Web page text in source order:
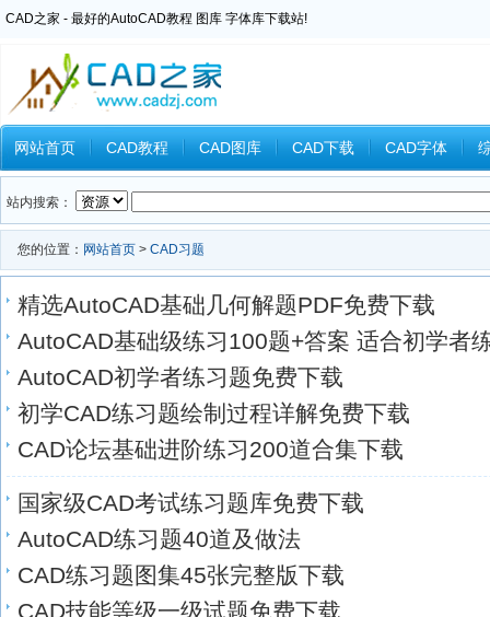
CAD之家 - 最好的AutoCAD教程 图库 字体库下载站!
网站首页 CAD教程 CAD图库 CAD下载 CAD字体
Inventor教程 Ansys教程 CAXA教程 中望CAD Catia教
站内搜索：
您的位置： 网站首页 > CAD习题
精选AutoCAD基础几何解题PDF免费下载
AutoCAD基础级练习100题+答案 适合初学者
AutoCAD初学者练习题免费下载
初学CAD练习题绘制过程详解免费下载
CAD论坛基础进阶练习200道合集下载
国家级CAD考试练习题库免费下载
AutoCAD练习题40道及做法
CAD练习题图集45张完整版下载
CAD技能等级一级试题免费下载